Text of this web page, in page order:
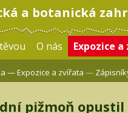
a botanická
O nás Expozice
—Expozice a zvířata —
pižmoň opustil